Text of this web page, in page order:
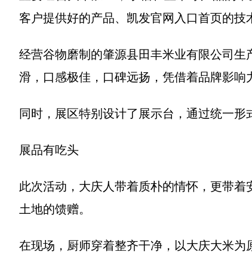
客户提供好的产品、凯发官网入口首页的技
经营谷物磨制的肇源县田丰米业有限公司
滑，口感极佳，口碑远扬，凭借着品牌影响
同时，展区特别设计了展示台，通过统一形
展品有吃头
此次活动，大庆人带着质朴的情怀，更带
土地的馈赠。
在现场，厨师穿着整齐干净，以大庆大米